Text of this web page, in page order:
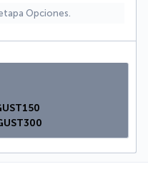
Opciones.